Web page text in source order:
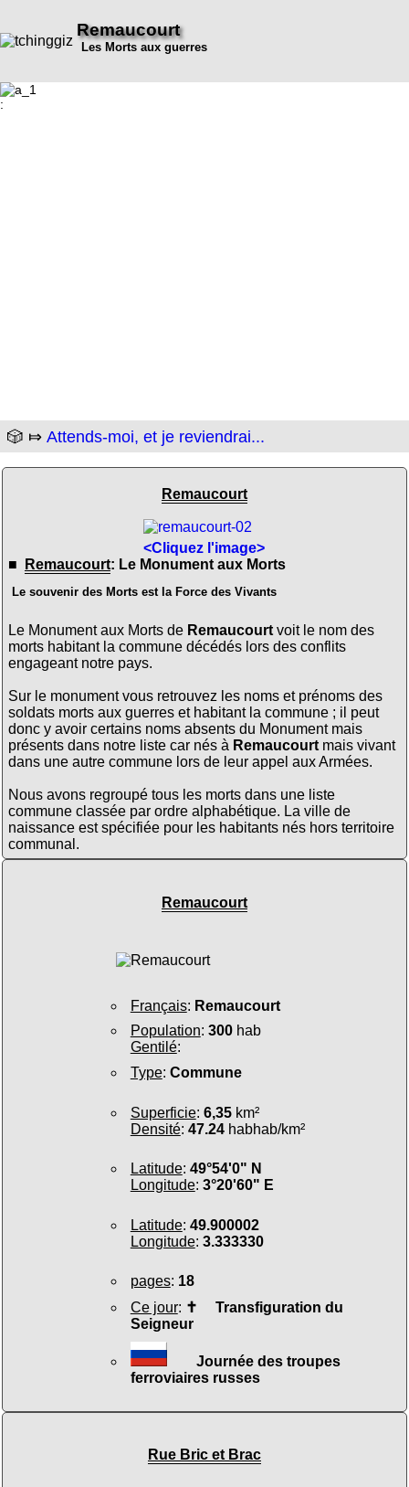
Remaucourt
Les Morts aux guerres
:
🎲 ⤇ Attends-moi, et je reviendrai...
Remaucourt
<Cliquez l'image>
■
Remaucourt: Le Monument aux Morts
Le souvenir des Morts est la Force des Vivants
Le Monument aux Morts de Remaucourtvoit le nom des
morts habitant la commune décédés lors des conflits
engageant notre pays.
Sur le monument vous retrouvez les noms et prénoms des
soldats morts aux guerres et habitant la commune ; il peut
donc y avoir certains noms absents du Monument mais
présents dans notre liste car nés à Remaucourtmais vivant
dans une autre commune lors de leur appel aux Armées.
Nous avons regroupé tous les morts dans une liste
commune classée par ordre alphabétique. La ville de
naissance est spécifiée pour les habitants nés hors territoire
communal.
Remaucourt
Français: Remaucourt
Population: 300hab
Gentilé:
Type: Commune
Superficie: 6,35km²
Densité: 47.24habhab/km²
Latitude: 49°54'0" N
Longitude: 3°20'60" E
Latitude: 49.900002
Longitude: 3.333330
pages: 18
Ce jour: ✝ Transfiguration du
Seigneur
Journée des troupes
ferroviaires russes
Rue Bric et Brac